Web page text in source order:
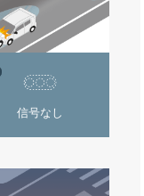
信号なし